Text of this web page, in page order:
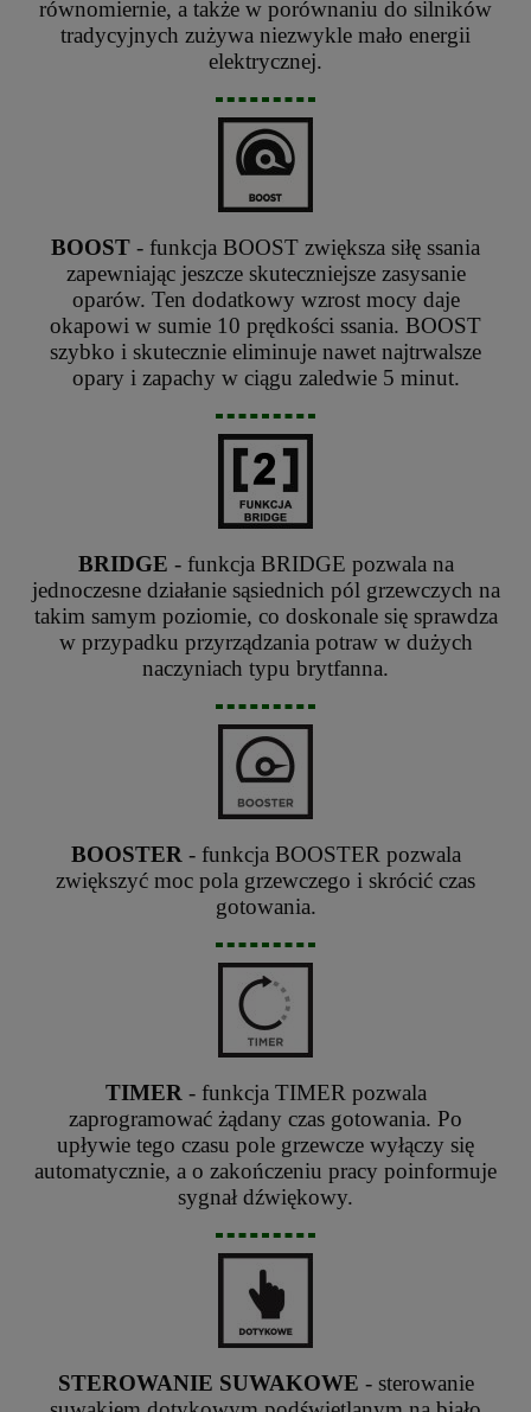
równomiernie, a także w porównaniu do silników
tradycyjnych zużywa niezwykle mało energii
elektrycznej.
BOOST - funkcja BOOST zwiększa siłę ssania
zapewniając jeszcze skuteczniejsze zasysanie
oparów. Ten dodatkowy wzrost mocy daje
okapowi w sumie 10 prędkości ssania. BOOST
szybko i skutecznie eliminuje nawet najtrwalsze
opary i zapachy w ciągu zaledwie 5 minut.
BRIDGE - funkcja BRIDGE pozwala na
jednoczesne działanie sąsiednich pól grzewczych na
takim samym poziomie, co doskonale się sprawdza
w przypadku przyrządzania potraw w dużych
naczyniach typu brytfanna.
BOOSTER- funkcja BOOSTER pozwala
zwiększyć moc pola grzewczego i skrócić czas
gotowania.
TIMER- funkcja TIMER pozwala
zaprogramować żądany czas gotowania. Po
upływie tego czasu pole grzewcze wyłączy się
automatycznie, a o zakończeniu pracy poinformuje
sygnał dźwiękowy.
STEROWANIE SUWAKOWE - sterowanie